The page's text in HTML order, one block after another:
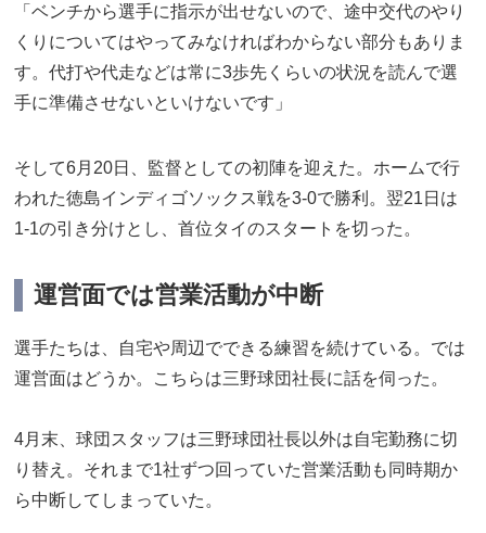
「ベンチから選手に指示が出せないので、途中交代のやり
くりについてはやってみなければわからない部分もありま
す。代打や代走などは常に3歩先くらいの状況を読んで選
手に準備させないといけないです」
そして6月20日、監督としての初陣を迎えた。ホームで行
われた徳島インディゴソックス戦を3-0で勝利。翌21日は
1-1の引き分けとし、首位タイのスタートを切った。
運営面では営業活動が中断
選手たちは、自宅や周辺でできる練習を続けている。では
運営面はどうか。こちらは三野球団社長に話を伺った。
4月末、球団スタッフは三野球団社長以外は自宅勤務に切
り替え。それまで1社ずつ回っていた営業活動も同時期か
ら中断してしまっていた。